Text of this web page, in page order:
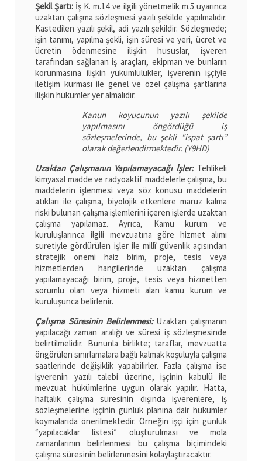
Şekil Şartı: İş K. m.14 ve ilgili yönetmelik m.5 uyarınca
uzaktan çalışma sözleşmesi yazılı şekilde yapılmalıdır.
Kastedilen yazılı şekil, adi yazılı şekildir. Sözleşmede;
işin tanımı, yapılma şekli, işin süresi ve yeri, ücret ve
ücretin ödenmesine ilişkin hususlar, işveren
tarafından sağlanan iş araçları, ekipman ve bunların
korunmasına ilişkin yükümlülükler, işverenin işçiyle
iletişim kurması ile genel ve özel çalışma şartlarına
ilişkin hükümler yer almalıdır.
Kanun koyucunun yazılı şekilde
yapılmasını öngördüğü iş
sözleşmelerinde, bu şekli “ispat şartı”
olarak değerlendirmektedir. (Y9HD)
Uzaktan Çalışmanın Yapılamayacağı İşler:Tehlikeli
kimyasal madde ve radyoaktif maddelerle çalışma, bu
maddelerin işlenmesi veya söz konusu maddelerin
atıkları ile çalışma, biyolojik etkenlere maruz kalma
riski bulunan çalışma işlemlerini içeren işlerde uzaktan
çalışma yapılamaz. Ayrıca, Kamu kurum ve
kuruluşlarınca ilgili mevzuatına göre hizmet alımı
suretiyle gördürülen işler ile millî güvenlik açısından
stratejik önemi haiz birim, proje, tesis veya
hizmetlerden hangilerinde uzaktan çalışma
yapılamayacağı birim, proje, tesis veya hizmetten
sorumlu olan veya hizmeti alan kamu kurum ve
kuruluşunca belirlenir.
Çalışma Süresinin Belirlenmesi:Uzaktan çalışmanın
yapılacağı zaman aralığı ve süresi iş sözleşmesinde
belirtilmelidir. Bununla birlikte; taraflar, mevzuatta
öngörülen sınırlamalara bağlı kalmak koşuluyla çalışma
saatlerinde değişiklik yapabilirler. Fazla çalışma ise
işverenin yazılı talebi üzerine, işçinin kabulü ile
mevzuat hükümlerine uygun olarak yapılır. Hatta,
haftalık çalışma süresinin dışında işverenlere, iş
sözleşmelerine işçinin günlük planına dair hükümler
koymalarıda önerilmektedir. Örneğin işçi için günlük
“yapılacaklar listesi” oluşturulması ve mola
zamanlarının belirlenmesi bu çalışma biçimindeki
çalışma süresinin belirlenmesini kolaylaştıracaktır.